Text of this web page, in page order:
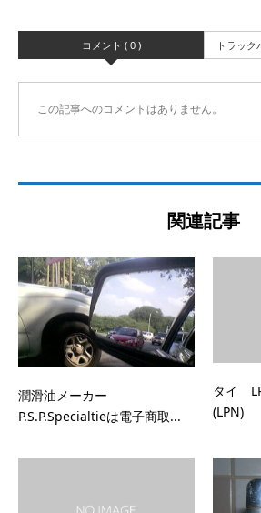
コメント ( 0 ) トラック
この記事へのコメントはありません。
関連記事
潤滑油メーカー
P.S.P.Specialtieは電子商取...
タイ
(LPN)